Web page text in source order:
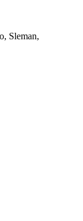
Sleman,